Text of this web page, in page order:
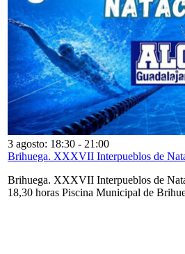
3 agosto: 18:30 - 21:00
Brihuega. XXXVII Interpueblos de
Brihuega. XXXVII Interpueblos de
18,30 horas Piscina Municipal de